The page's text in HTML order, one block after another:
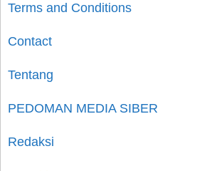
Terms and Conditions
Contact
Tentang
PEDOMAN MEDIA SIBER
Redaksi